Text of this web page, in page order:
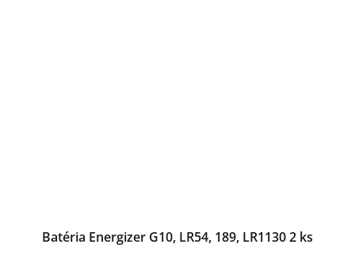
Batéria Energizer G10, LR54, 189, LR1130 2 ks